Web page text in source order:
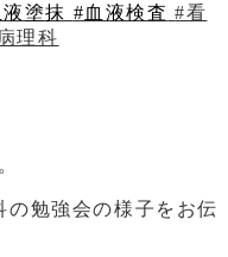
塗抹 #血液検査 #看
理科
の勉強会の様子をお伝